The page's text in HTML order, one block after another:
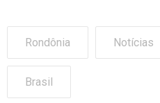
Rondônia Notícias
Brasil